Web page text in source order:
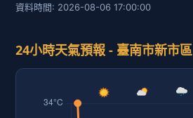
資料時間: 2026-08-06 17:00:00
24小時天氣預報 - 臺南市新市區